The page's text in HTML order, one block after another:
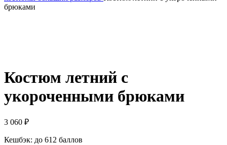
брюками
Костюм летний с
укороченными брюками
3 060 ₽
Кешбэк: до 612 баллов